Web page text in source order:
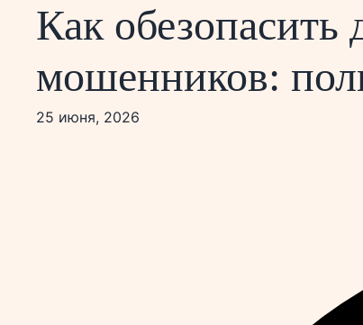
Как обезопасить
мошенников:
25 июня, 2026